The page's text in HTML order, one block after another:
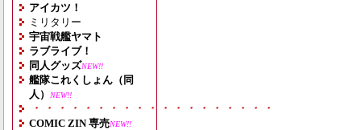
アイカツ！
ミリタリー
宇宙戦艦ヤマト
ラブライブ！
同人グッズNEW!!
艦隊これくしょん（同
人）
NEW!!
・・・・・・・・・・・・・・・・・・・
COMIC ZIN 専売NEW!!